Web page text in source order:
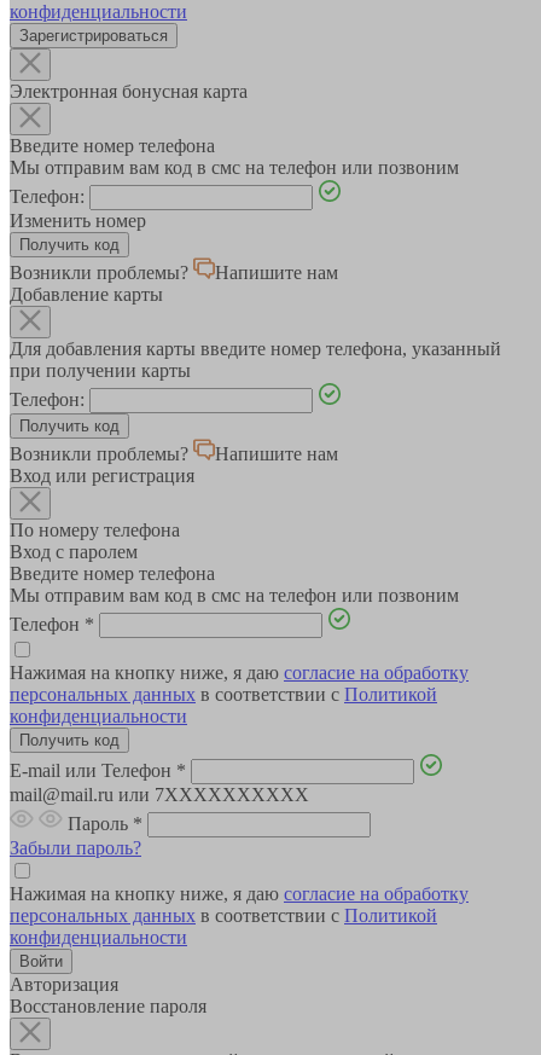
конфиденциальности
Зарегистрироваться
Электронная бонусная карта
Введите номер телефона
Мы отправим вам код в смс на телефон или позвоним
Телефон:
Изменить номер
Возникли проблемы?
Напишите нам
Добавление карты
Для добавления карты введите номер телефона, указанный
при получении карты
Телефон:
Возникли проблемы?
Напишите нам
Вход или регистрация
По номеру телефона
Вход с паролем
Введите номер телефона
Мы отправим вам код в смс на телефон или позвоним
Телефон *
Нажимая на кнопку ниже, я даю согласие на обработку
персональных данных в соответствии с Политикой
конфиденциальности
E-mail или Телефон *
mail@mail.ru или 7XXXXXXXXXX
Пароль *
Забыли пароль?
Нажимая на кнопку ниже, я даю согласие на обработку
персональных данных в соответствии с Политикой
конфиденциальности
Авторизация
Восстановление пароля